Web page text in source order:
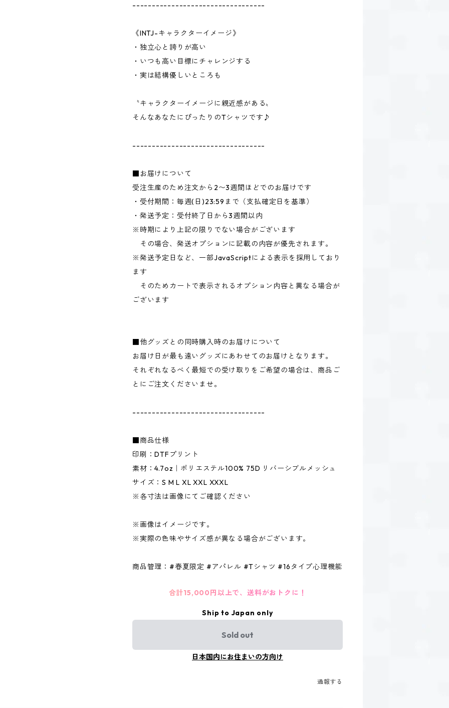
----------------------------------
《INTJ-キャラクターイメージ》
・独立心と誇りが高い
・いつも高い目標にチャレンジする
・実は結構優しいところも
〝キャラクターイメージに親近感がある〟
そんなあなたにぴったりのTシャツです♪
----------------------------------
■お届けについて
受注生産のため注文から2〜3週間ほどでのお届けです
・受付期間：毎週(日)23:59まで（支払確定日を基準）
・発送予定：受付終了日から3週間以内
※時期により上記の限りでない場合がございます
その場合、発送オプションに記載の内容が優先されます。
※発送予定日など、一部JavaScriptによる表示を採用しており
ます
そのためカートで表示されるオプション内容と異なる場合が
ございます
■他グッズとの同時購入時のお届けについて
お届け日が最も遠いグッズにあわせてのお届けとなります。
それぞれなるべく最短での受け取りをご希望の場合は、商品ご
とにご注文くださいませ。
----------------------------------
■商品仕様
印刷：DTFプリント
素材：4.7oz｜ポリエステル100% 75D リバーシブルメッシュ
サイズ：S M L XL XXL XXXL
※各寸法は画像にてご確認ください
※画像はイメージです。
※実際の色味やサイズ感が異なる場合がございます。
商品管理：#春夏限定 #アパレル #Tシャツ #16タイプ心理機能
合計15,000円以上で、送料がおトクに！
Ship to Japan only
Sold out
日本国内にお住まいの方向け
通報する